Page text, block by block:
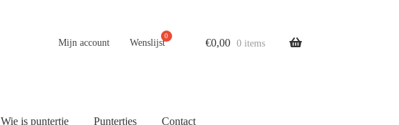
Mijn account Wenslijst €0,00 0 items
Wie is puntertje Puntertjes Contact